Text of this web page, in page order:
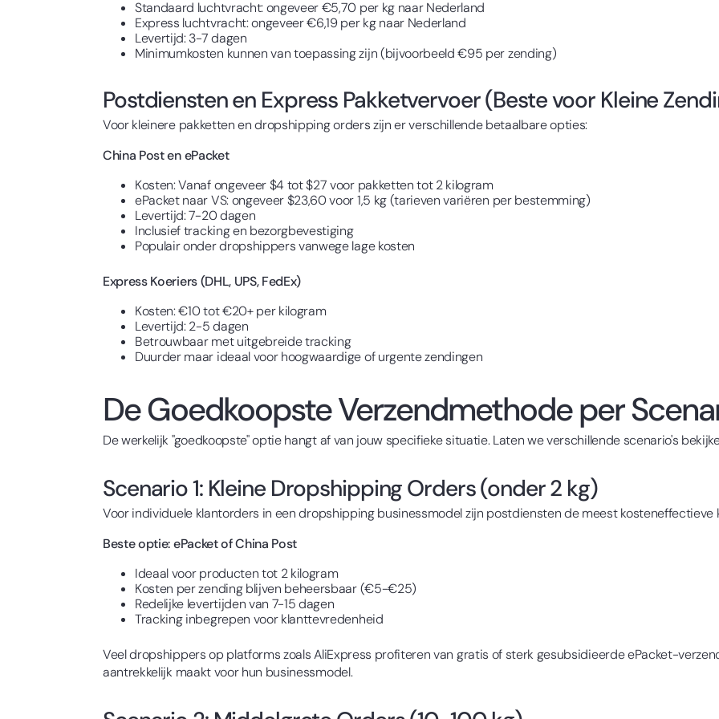
Standaard luchtvracht: ongeveer €5,70 per kg naar Nederland
Express luchtvracht: ongeveer €6,19 per kg naar Nederland
Levertijd: 3-7 dagen
Minimumkosten kunnen van toepassing zijn (bijvoorbeeld €95 per zending)
Postdiensten en Express Pakketvervoer (Beste voor Kleine
Voor kleinere pakketten en dropshipping orders zijn er verschillende betaalbare opties:
China Post en ePacket
Kosten: Vanaf ongeveer $4 tot $27 voor pakketten tot 2 kilogram
ePacket naar VS: ongeveer $23,60 voor 1,5 kg (tarieven variëren per bestemming)
Levertijd: 7-20 dagen
Inclusief tracking en bezorgbevestiging
Populair onder dropshippers vanwege lage kosten
Express Koeriers (DHL, UPS, FedEx)
Kosten: €10 tot €20+ per kilogram
Levertijd: 2-5 dagen
Betrouwbaar met uitgebreide tracking
Duurder maar ideaal voor hoogwaardige of urgente zendingen
De Goedkoopste Verzendmethode per
De werkelijk "goedkoopste" optie hangt af van jouw specifieke situatie. Laten we verschillende scenario's
Scenario 1: Kleine Dropshipping Orders (onder 2 kg)
Voor individuele klantorders in een dropshipping businessmodel zijn postdiensten de meest kosteneffectieve
Beste optie: ePacket of China Post
Ideaal voor producten tot 2 kilogram
Kosten per zending blijven beheersbaar (€5-€25)
Redelijke levertijden van 7-15 dagen
Tracking inbegrepen voor klanttevredenheid
Veel dropshippers op platforms zoals AliExpress profiteren van gratis of sterk gesubsidieerde ePacket-
aantrekkelijk maakt voor hun businessmodel.